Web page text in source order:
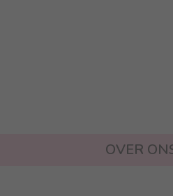
OVER